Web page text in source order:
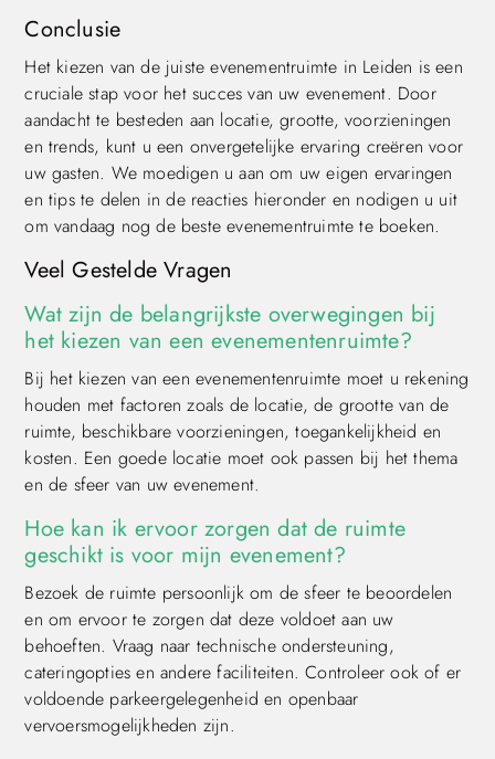
Conclusie
Het kiezen van de juiste evenementruimte in Leiden is een
cruciale stap voor het succes van uw evenement. Door
aandacht te besteden aan locatie, grootte, voorzieningen
en trends, kunt u een onvergetelijke ervaring creëren voor
uw gasten. We moedigen u aan om uw eigen ervaringen
en tips te delen in de reacties hieronder en nodigen u uit
om vandaag nog de beste evenementruimte te boeken.
Veel Gestelde Vragen
Wat zijn de belangrijkste overwegingen bij
het kiezen van een evenementenruimte?
Bij het kiezen van een evenementenruimte moet u rekening
houden met factoren zoals de locatie, de grootte van de
ruimte, beschikbare voorzieningen, toegankelijkheid en
kosten. Een goede locatie moet ook passen bij het thema
en de sfeer van uw evenement.
Hoe kan ik ervoor zorgen dat de ruimte
geschikt is voor mijn evenement?
Bezoek de ruimte persoonlijk om de sfeer te beoordelen
en om ervoor te zorgen dat deze voldoet aan uw
behoeften. Vraag naar technische ondersteuning,
cateringopties en andere faciliteiten. Controleer ook of er
voldoende parkeergelegenheid en openbaar
vervoersmogelijkheden zijn.